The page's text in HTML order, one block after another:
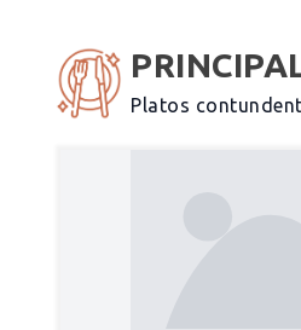
Platos